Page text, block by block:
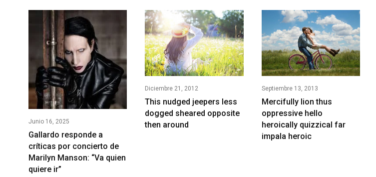
Junio 16, 2025
Gallardo responde a
críticas por concierto de
Marilyn Manson: “Va quien
quiere ir”
Diciembre 21, 2012
This nudged jeepers less
dogged sheared opposite
then around
Septiembre 13, 2013
Mercifully lion thus
oppressive hello
heroically quizzical far
impala heroic